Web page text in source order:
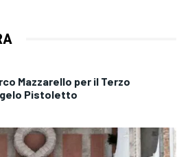
Mazzarello per il Terzo
Pistoletto